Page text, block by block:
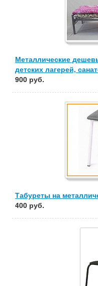
Металлические
детских лагерей,
900 руб.
Табуреты на
400 руб.